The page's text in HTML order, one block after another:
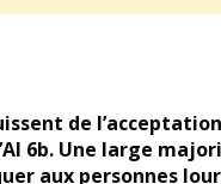
de
6b. Une large
aux personnes